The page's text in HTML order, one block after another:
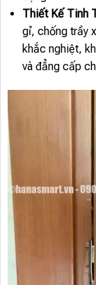
Thiết Kế Tinh
gỉ, chống trầy
khắc nghiệt,
và đẳng cấp